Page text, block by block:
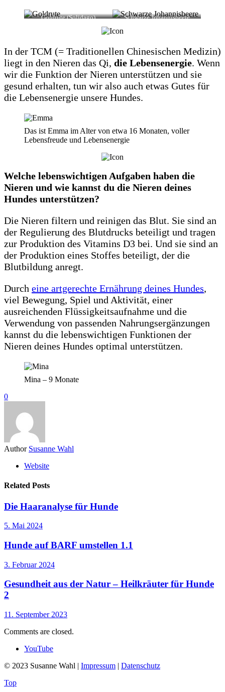
Goldrute (Solidago) Schwarze Jphannisbeere
In der TCM (= Traditionellen Chinesischen Medizin)
liegt in den Nieren das Qi, die Lebensenergie. Wenn
wir die Funktion der Nieren unterstützen und sie
gesund erhalten, tun wir also auch etwas Gutes für
die Lebensenergie unsere Hundes.
Das ist Emma im Alter von etwa 16 Monaten, voller
Lebensfreude und Lebensenergie
Welche lebenswichtigen Aufgaben haben die
Nieren und wie kannst du die Nieren deines
Hundes unterstützen?
Die Nieren filtern und reinigen das Blut. Sie sind an
der Regulierung des Blutdrucks beteiligt und tragen
zur Produktion des Vitamins D3 bei. Und sie sind an
der Produktion eines Stoffes beteiligt, der die
Blutbildung anregt.
Durch eine artgerechte Ernährung deines Hundes,
viel Bewegung, Spiel und Aktivität, einer
ausreichenden Flüssigkeitsaufnahme und die
Verwendung von passenden Nahrungsergänzungen
kannst du die lebenswichtigen Funktionen der
Nieren deines Hundes optimal unterstützen.
Mina – 9 Monate
0
Author Susanne Wahl
Website
Related Posts
Die Haaranalyse für Hunde
5. Mai 2024
Hunde auf BARF umstellen 1.1
3. Februar 2024
Gesundheit aus der Natur – Heilkräuter für Hunde
2
11. September 2023
Comments are closed.
YouTube
© 2023 Susanne Wahl | Impressum | Datenschutz
Top